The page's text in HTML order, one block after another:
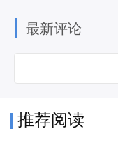
最新评论
推荐阅读